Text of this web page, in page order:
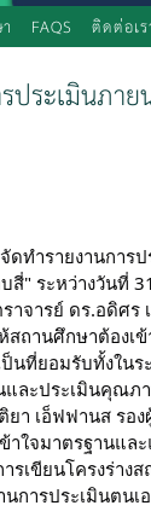
FAQS ติดต่อเร
ประเมินภา
ำรายงานการป
สี่" ระหว่างวันที่
จารย์ ดร.อดิศร
ถานศึกษาต้องเ
นที่ยอมรับทั้งใน
ละประเมินคุณภ
เอ็ฟฟานส รอง
ใจมาตรฐานและ
เขียนโครงร่าง
การประเมินตนเ